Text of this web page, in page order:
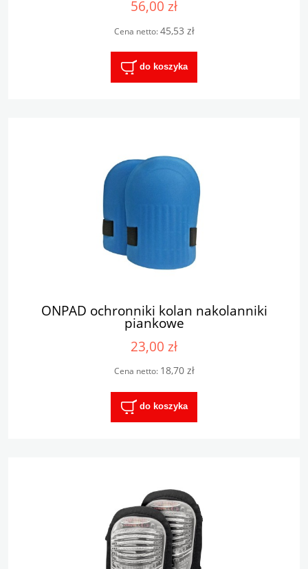
56,00 zł
Cena netto:45,53 zł
do koszyka
ONPAD ochronniki kolan nakolanniki
piankowe
23,00 zł
Cena netto: 18,70 zł
do koszyka